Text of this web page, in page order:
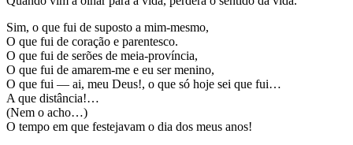
Sim, o que fui de suposto a mim-mesmo,
O que fui de coração e parentesco.
O que fui de serões de meia-província,
O que fui de amarem-me e eu ser menino,
O que fui — ai, meu Deus!, o que só hoje sei que fui…
A que distância!…
(Nem o acho…)
O tempo em que festejavam o dia dos meus anos!